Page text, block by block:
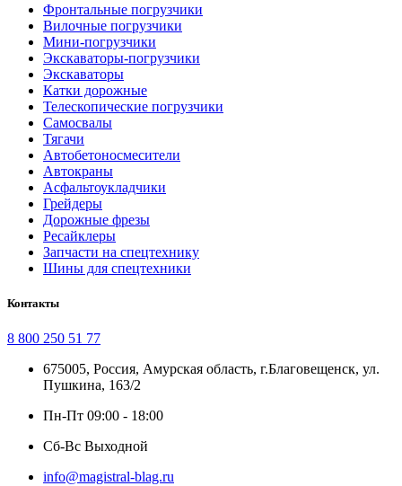
Фронтальные погрузчики
Вилочные погрузчики
Мини-погрузчики
Экскаваторы-погрузчики
Экскаваторы
Катки дорожные
Телескопические погрузчики
Самосвалы
Тягачи
Автобетоносмесители
Автокраны
Асфальтоукладчики
Грейдеры
Дорожные фрезы
Ресайклеры
Запчасти на спецтехнику
Шины для спецтехники
Контакты
8 800 250 51 77
675005, Россия, Амурская область, г.Благовещенск, ул.
Пушкина, 163/2
Пн-Пт 09:00 - 18:00
Сб-Вс Выходной
info@magistral-blag.ru